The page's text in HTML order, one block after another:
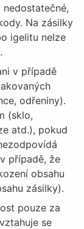
Na zásilky
igelitu nelze
v případě
odřeniny).
(sklo,
atd.), pokud
případě, že
obsahu
zásilky).
pouze za
se